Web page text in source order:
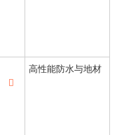
高性能防水与地材